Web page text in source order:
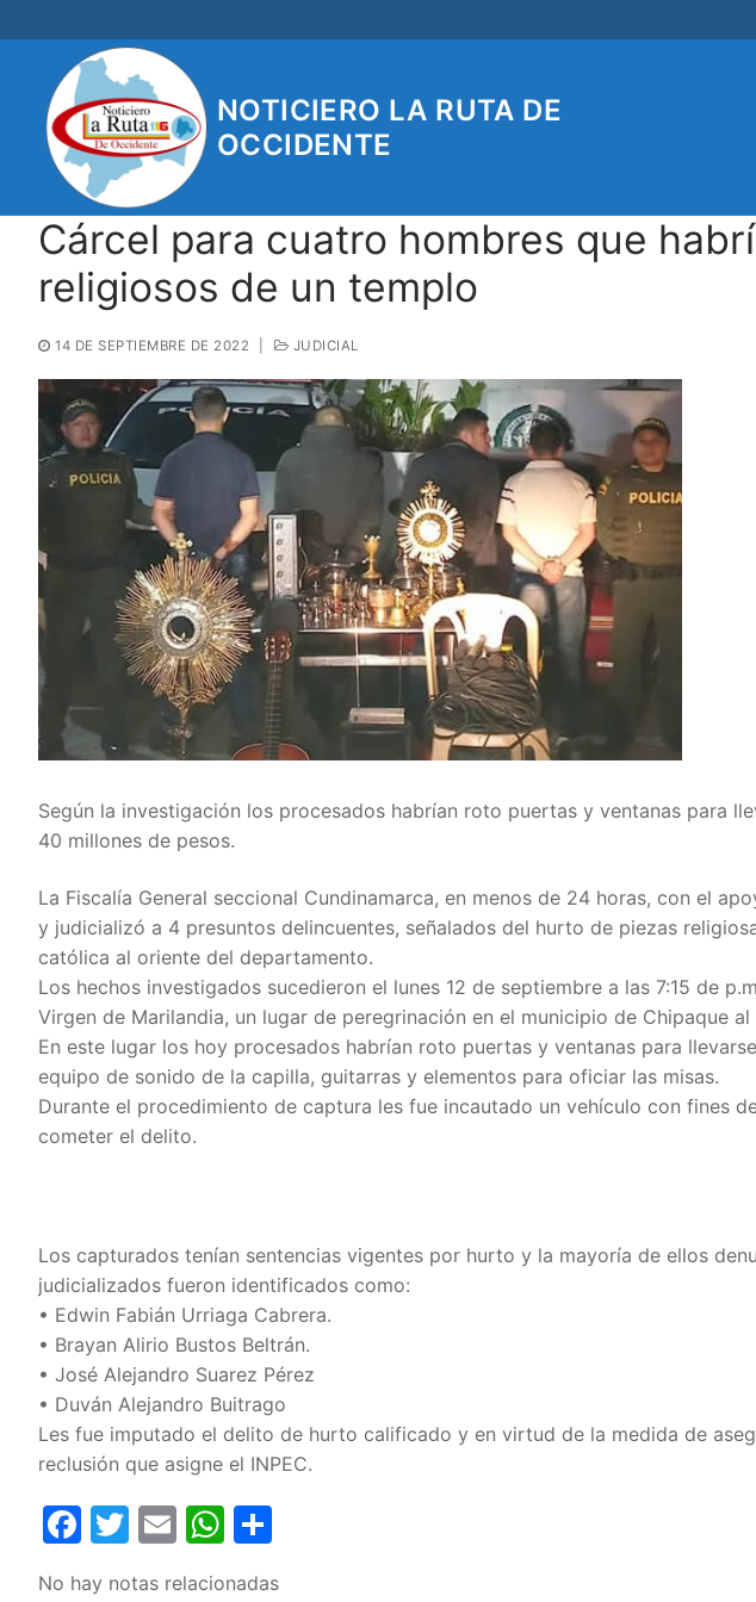
al
contenido
NOTICIERO LA RUTA DE
OCCIDENTE
Cárcel para cuatro hombres que
religiosos de un templo
14 DE SEPTIEMBRE DE 2022 JUDICIAL
Según la investigación los procesados habrían roto puertas y ventanas para
40 millones de pesos.
La Fiscalía General seccional Cundinamarca, en menos de 24 horas, con el
y judicializó a 4 presuntos delincuentes, señalados del hurto de piezas
católica al oriente del departamento.
Los hechos investigados sucedieron el lunes 12 de septiembre a las 7:15 de
Virgen de Marilandia, un lugar de peregrinación en el municipio de Chipaque
En este lugar los hoy procesados habrían roto puertas y ventanas para
equipo de sonido de la capilla, guitarras y elementos para oficiar las misas.
Durante el procedimiento de captura les fue incautado un vehículo con fines
cometer el delito.
Los capturados tenían sentencias vigentes por hurto y la mayoría de ellos
judicializados fueron identificados como:
• Edwin Fabián Urriaga Cabrera.
• Brayan Alirio Bustos Beltrán.
• José Alejandro Suarez Pérez
• Duván Alejandro Buitrago
Les fue imputado el delito de hurto calificado y en virtud de la medida de
reclusión que asigne el INPEC.
Facebook
Twitter
EmailWhatsApp
No hay notas relacionadas